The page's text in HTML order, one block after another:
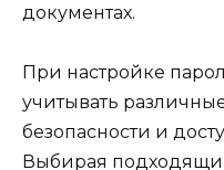
документах.
При настройке
учитывать
безопасности и
Выбирая